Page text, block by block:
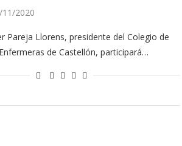
11/2020
Pareja Llorens, presidente del Colegio de
de Castellón, participará…